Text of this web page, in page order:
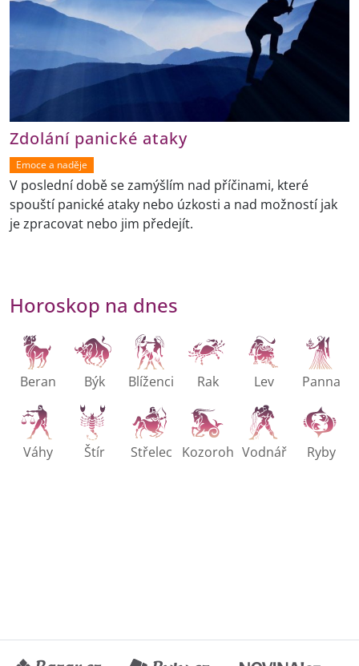
Zdolání panické ataky
Emoce a naděje
V poslední době se zamýšlím nad příčinami, které
spouští panické ataky nebo úzkosti a nad možností jak
je zpracovat nebo jim předejít.
Horoskop na dnes
Beran Býk Blíženci Rak Lev Panna
Váhy Štír Střelec Kozoroh Vodnář Ryby